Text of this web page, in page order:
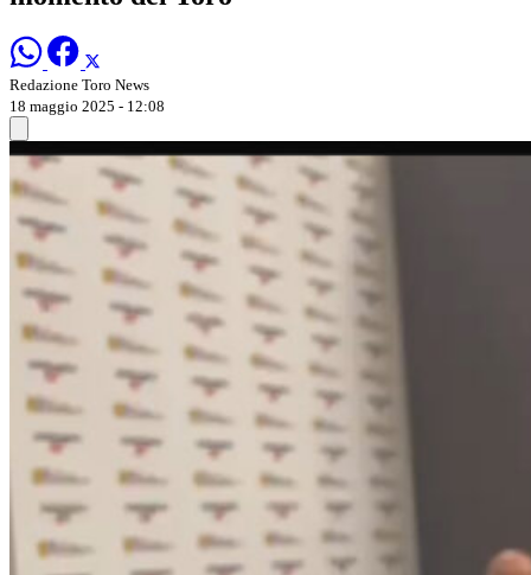
Redazione Toro News
18 maggio 2025 - 12:08